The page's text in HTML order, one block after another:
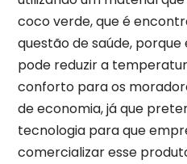
coco verde, que é
questão de saúde,
pode reduzir a
conforto para os
de economia, já que
tecnologia para que
comercializar esse